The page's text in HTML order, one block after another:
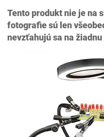
Tento produkt nie je na
fotografie sú len
nevzťahujú sa na